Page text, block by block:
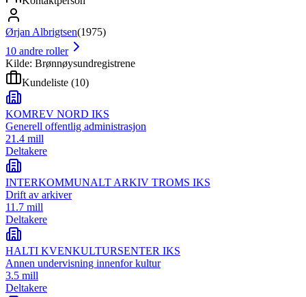
Ørjan Albrigtsen(1975)
10 andre roller
Kilde: Brønnøysundregistrene
Kundeliste (10)
KOMREV NORD IKS
Generell offentlig administrasjon
21.4 mill
Deltakere
INTERKOMMUNALT ARKIV TROMS IKS
Drift av arkiver
11.7 mill
Deltakere
HALTI KVENKULTURSENTER IKS
Annen undervisning innenfor kultur
3.5 mill
Deltakere